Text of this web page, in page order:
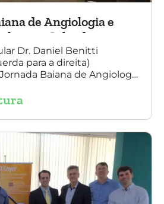
de Angiologia e
em Salvador
Dr. Daniel Benitti
para a direita)
Baiana de Angiologia
foto também está
Brasileira de Angiologia e
Bahia.